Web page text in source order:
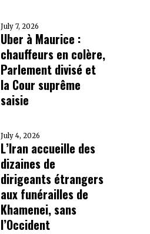
July 7, 2026
Uber à Maurice :
chauffeurs en colère,
Parlement divisé et
la Cour suprême
saisie
July 4, 2026
L’Iran accueille des
dizaines de
dirigeants étrangers
aux funérailles de
Khamenei, sans
l’Occident